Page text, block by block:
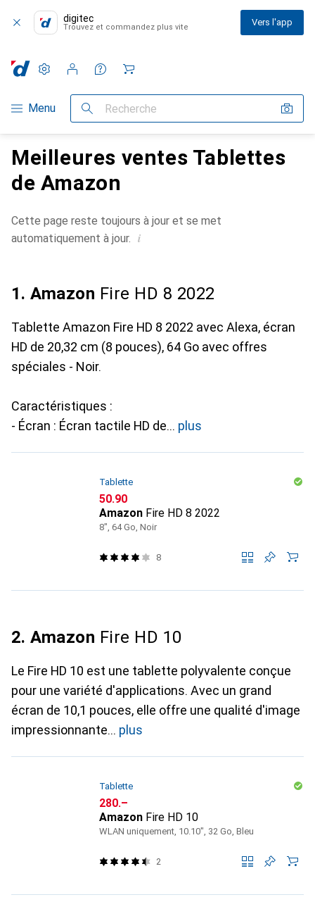
digitec
Trouvez et commandez plus vite Vers l'app
Navigation par catégorie
Menu Recherche
Paramètres
Compte client
Listes de comparaison
Listes d'envies
Panier
Meilleures ventes Tablettes
de Amazon
Cette page reste toujours à jour et se met
automatiquement à jour. i
1. Amazon Fire HD 8 2022
Tablette Amazon Fire HD 8 2022 avec Alexa, écran
HD de 20,32 cm (8 pouces), 64 Go avec offres
spéciales - Noir.
Caractéristiques :
- Écran : Écran tactile HD de
plus
Tablette
CHF
50.90
Amazon Fire HD 8 2022
8", 64 Go, Noir
8
2. Amazon Fire HD 10
Le Fire HD 10 est une tablette polyvalente conçue
pour une variété d'applications. Avec un grand
écran de 10,1 pouces, elle offre une qualité d'image
impressionnante
plus
Tablette
CHF
280.–
Amazon Fire HD 10
WLAN uniquement, 10.10", 32 Go, Bleu
2